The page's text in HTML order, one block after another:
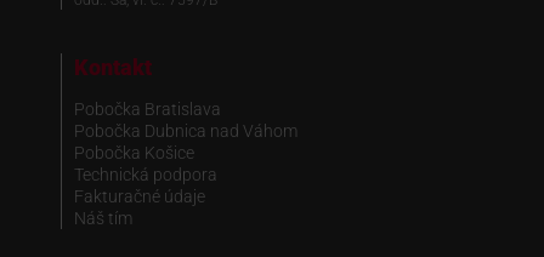
Kontakt
Pobočka Bratislava
Pobočka Dubnica nad Váhom
Pobočka Košice
Technická podpora
Fakturačné údaje
Náš tím